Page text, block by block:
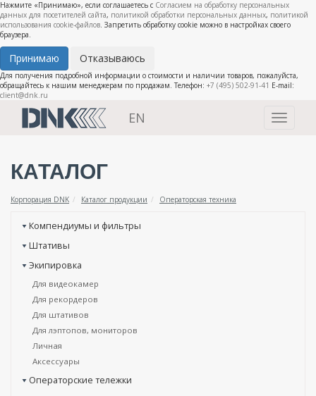
Нажмите «Принимаю», если соглашаетесь с Согласием на обработку персональных
данных для посетителей сайта, политикой обработки персональных данных, политикой
использования cookie-файлов. Запретить обработку cookie можно в настройках своего
браузера.
Принимаю Отказываюсь
Для получения подробной информации о стоимости и наличии товаров, пожалуйста,
обращайтесь к нашим менеджерам по продажам. Телефон: +7 (495) 502-91-41 E-mail:
client@dnk.ru
Toggle
EN
КАТАЛОГ
Корпорация DNK Каталог продукции Операторская техника
Компендиумы и фильтры
Штативы
Экипировка
Для видеокамер
Для рекордеров
Для штативов
Для лэптопов, мониторов
Личная
Аксессуары
Операторские тележки